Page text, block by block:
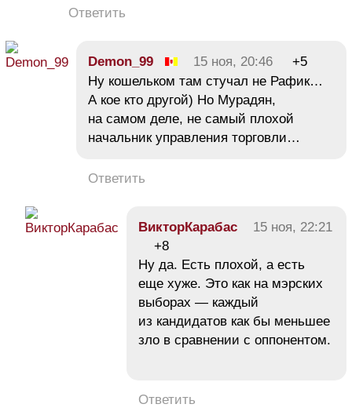
Ответить
Demon_99 15 ноя, 20:46
+5
Ну кошельком там стучал не Рафик…
А кое кто другой) Но Мурадян,
на самом деле, не самый плохой
начальник управления торговли…
Ответить
ВикторКарабас
15 ноя, 22:21
+8
Ну да. Есть плохой, а есть
еще хуже. Это как на мэрских
выборах — каждый
из кандидатов как бы меньшее
зло в сравнении с оппонентом.
Ответить